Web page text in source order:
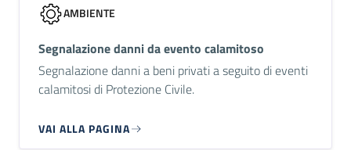
AMBIENTE
Segnalazione danni da evento calamitoso
Segnalazione danni a beni privati a seguito di eventi
calamitosi di Protezione Civile.
VAI ALLA PAGINA